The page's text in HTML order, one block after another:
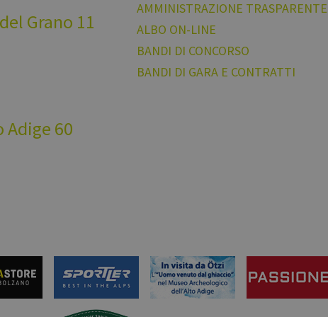
Grano 11
60
AMMINISTRAZIONE TRASPARENTE
ALBO ON-LINE
BANDI DI CONCORSO
BANDI DI GARA E CONTRATTI